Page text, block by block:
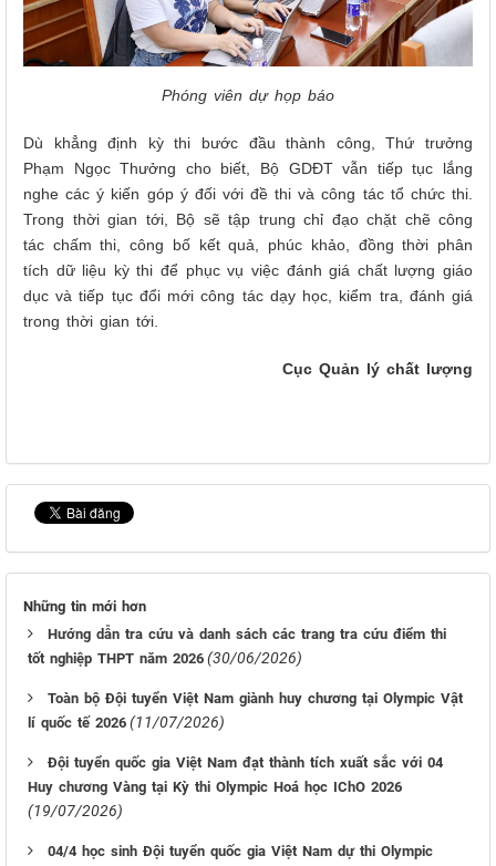
Phóng viên dự họp báo
Dù khẳng định kỳ thi bước đầu thành công, Thứ trưởng
Phạm Ngọc Thưởng cho biết, Bộ GDĐT vẫn tiếp tục lắng
nghe các ý kiến góp ý đối với đề thi và công tác tổ chức thi.
Trong thời gian tới, Bộ sẽ tập trung chỉ đạo chặt chẽ công
tác chấm thi, công bố kết quả, phúc khảo, đồng thời phân
tích dữ liệu kỳ thi để phục vụ việc đánh giá chất lượng giáo
dục và tiếp tục đổi mới công tác dạy học, kiểm tra, đánh giá
trong thời gian tới.
Cục Quản lý chất lượng
Những tin mới hơn
Hướng dẫn tra cứu và danh sách các trang tra cứu điểm thi
tốt nghiệp THPT năm 2026 (30/06/2026)
Toàn bộ Đội tuyển Việt Nam giành huy chương tại Olympic Vật
lí quốc tế 2026 (11/07/2026)
Đội tuyển quốc gia Việt Nam đạt thành tích xuất sắc với 04
Huy chương Vàng tại Kỳ thi Olympic Hoá học IChO 2026
(19/07/2026)
04/4 học sinh Đội tuyển quốc gia Việt Nam dự thi Olympic